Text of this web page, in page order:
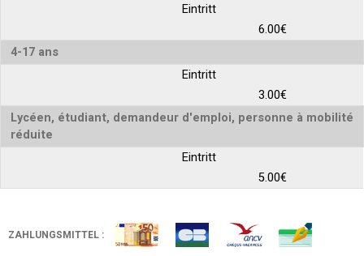
Eintritt
6.00€
4-17 ans
Eintritt
3.00€
Lycéen, étudiant, demandeur d'emploi, personne à mobilité
réduite
Eintritt
5.00€
ZAHLUNGSMITTEL :